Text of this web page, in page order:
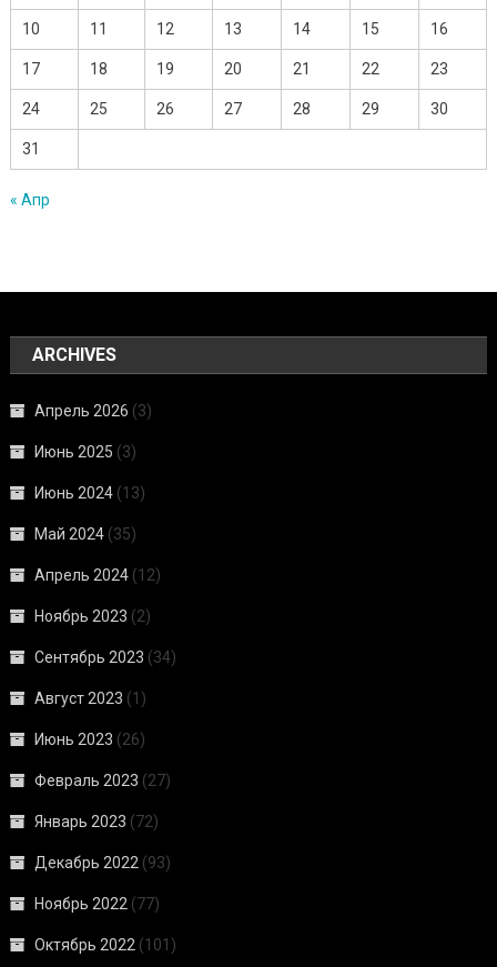
10 11 12 13 14 15 16
17 18 19 20 21 22 23
24 25 26 27 28 29 30
31
« Апр
ARCHIVES
Апрель 2026 (3)
Июнь 2025 (3)
Июнь 2024 (13)
Май 2024 (35)
Апрель 2024 (12)
Ноябрь 2023 (2)
Сентябрь 2023 (34)
Август 2023 (1)
Июнь 2023 (26)
Февраль 2023 (27)
Январь 2023 (72)
Декабрь 2022 (93)
Ноябрь 2022 (77)
Октябрь 2022 (101)